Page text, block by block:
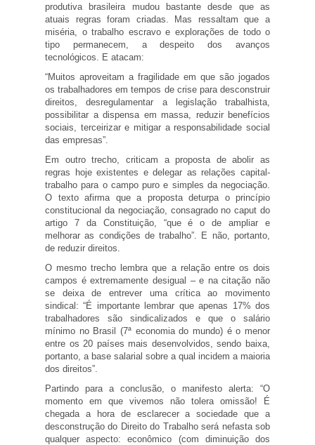
produtiva brasileira mudou bastante desde que as
atuais regras foram criadas. Mas ressaltam que a
miséria, o trabalho escravo e explorações de todo o
tipo permanecem, a despeito dos avanços
tecnológicos. E atacam:
“Muitos aproveitam a fragilidade em que são jogados
os trabalhadores em tempos de crise para desconstruir
direitos, desregulamentar a legislação trabalhista,
possibilitar a dispensa em massa, reduzir benefícios
sociais, terceirizar e mitigar a responsabilidade social
das empresas”.
Em outro trecho, criticam a proposta de abolir as
regras hoje existentes e delegar as relações capital-
trabalho para o campo puro e simples da negociação.
O texto afirma que a proposta deturpa o princípio
constitucional da negociação, consagrado no caput do
artigo 7 da Constituição, “que é o de ampliar e
melhorar as condições de trabalho”. E não, portanto,
de reduzir direitos.
O mesmo trecho lembra que a relação entre os dois
campos é extremamente desigual – e na citação não
se deixa de entrever uma crítica ao movimento
sindical: “É importante lembrar que apenas 17% dos
trabalhadores são sindicalizados e que o salário
mínimo no Brasil (7ª economia do mundo) é o menor
entre os 20 países mais desenvolvidos, sendo baixa,
portanto, a base salarial sobre a qual incidem a maioria
dos direitos”.
Partindo para a conclusão, o manifesto alerta: “O
momento em que vivemos não tolera omissão! É
chegada a hora de esclarecer a sociedade que a
desconstrução do Direito do Trabalho será nefasta sob
qualquer aspecto: econômico (com diminuição dos